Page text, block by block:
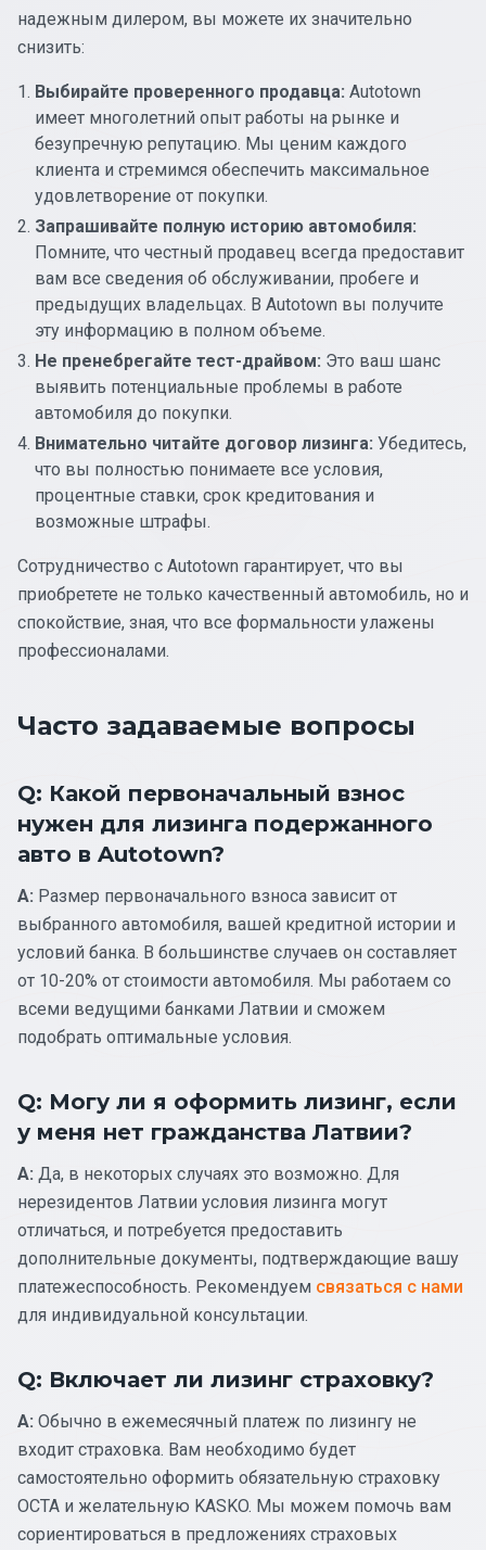
надежным дилером, вы можете их значительно
снизить:
Выбирайте проверенного продавца: Autotown
имеет многолетний опыт работы на рынке и
безупречную репутацию. Мы ценим каждого
клиента и стремимся обеспечить максимальное
удовлетворение от покупки.
Запрашивайте полную историю автомобиля:
Помните, что честный продавец всегда предоставит
вам все сведения об обслуживании, пробеге и
предыдущих владельцах. В Autotown вы получите
эту информацию в полном объеме.
Не пренебрегайте тест-драйвом: Это ваш шанс
выявить потенциальные проблемы в работе
автомобиля до покупки.
Внимательно читайте договор лизинга: Убедитесь,
что вы полностью понимаете все условия,
процентные ставки, срок кредитования и
возможные штрафы.
Сотрудничество с Autotown гарантирует, что вы
приобретете не только качественный автомобиль, но и
спокойствие, зная, что все формальности улажены
профессионалами.
Часто задаваемые вопросы
Q: Какой первоначальный взнос
нужен для лизинга подержанного
авто в Autotown?
A: Размер первоначального взноса зависит от
выбранного автомобиля, вашей кредитной истории и
условий банка. В большинстве случаев он составляет
от 10-20% от стоимости автомобиля. Мы работаем со
всеми ведущими банками Латвии и сможем
подобрать оптимальные условия.
Q: Могу ли я оформить лизинг, если
у меня нет гражданства Латвии?
A: Да, в некоторых случаях это возможно. Для
нерезидентов Латвии условия лизинга могут
отличаться, и потребуется предоставить
дополнительные документы, подтверждающие вашу
платежеспособность. Рекомендуем связаться с нами
для индивидуальной консультации.
Q: Включает ли лизинг страховку?
A: Обычно в ежемесячный платеж по лизингу не
входит страховка. Вам необходимо будет
самостоятельно оформить обязательную страховку
OCTA и желательную KASKO. Мы можем помочь вам
сориентироваться в предложениях страховых